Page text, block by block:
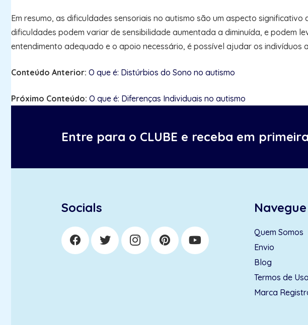
Em resumo, as dificuldades sensoriais no autismo são um aspecto
dificuldades podem variar de sensibilidade aumentada a diminuída, e podem
entendimento adequado e o apoio necessário, é possível ajudar os
Conteúdo Anterior: O que é: Distúrbios do Sono no autismo
Próximo Conteúdo: O que é: Diferenças Individuais no autismo
Entre para o CLUBE e receba em
Socials Navegue
Quem Somos
Envio
Blog
Termos de Uso
Marca